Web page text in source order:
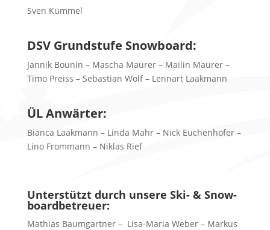
Sven Kümmel
DSV Grundstufe Snowboard:
Jannik Bounin – Mascha Maurer – Mailin Maurer –
Timo Preiss – Sebastian Wolf – Lennart Laakmann
ÜL Anwärter:
Bianca Laakmann – Linda Mahr – Nick Euchenhofer –
Lino Frommann – Niklas Rief
Unterstützt durch unsere Ski- & Snow­
boardbetreuer:
Mathias Baumgartner – Lisa-Maria Weber – Markus